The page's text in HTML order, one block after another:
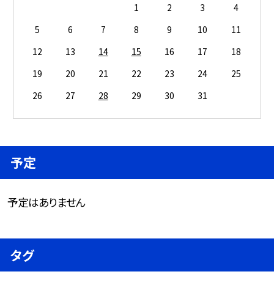
1 2 3
4
5
6 7 8 9 10
11
12
13 14 15 16 17
18
19
20 21 22 23 24
25
26
27 28 29 30 31
予定
予定はありません
タグ